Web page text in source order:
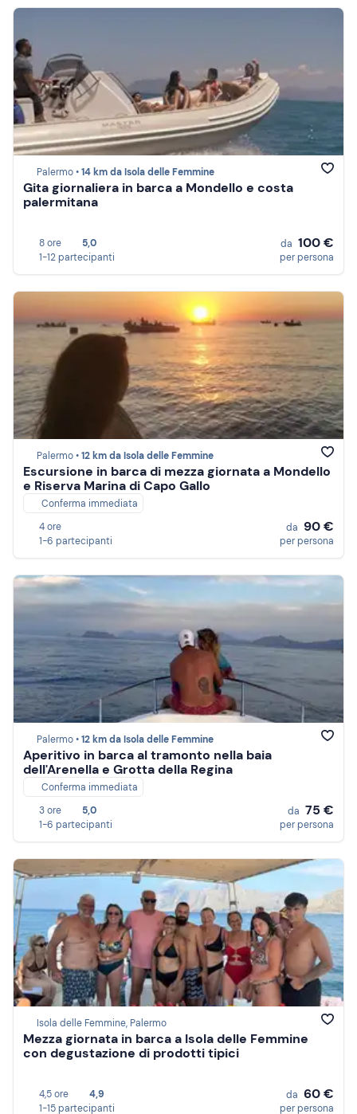
Palermo •14 km da Isola delle Femmine
Gita giornaliera in barca a Mondello e costa
palermitana
8 ore
5,0
1-12 partecipanti
da 100 €
per persona
Palermo •12 km da Isola delle Femmine
Escursione in barca di mezza giornata a Mondello
e Riserva Marina di Capo Gallo
Conferma immediata
4 ore
1-6 partecipanti
da 90 €
per persona
Palermo •12 km da Isola delle Femmine
Aperitivo in barca al tramonto nella baia
dell'Arenella e Grotta della Regina
Conferma immediata
3 ore
5,0
1-6 partecipanti
da 75 €
per persona
Isola delle Femmine, Palermo
Mezza giornata in barca a Isola delle Femmine
con degustazione di prodotti tipici
4,5 ore
4,9
1-15 partecipanti
da 60 €
per persona